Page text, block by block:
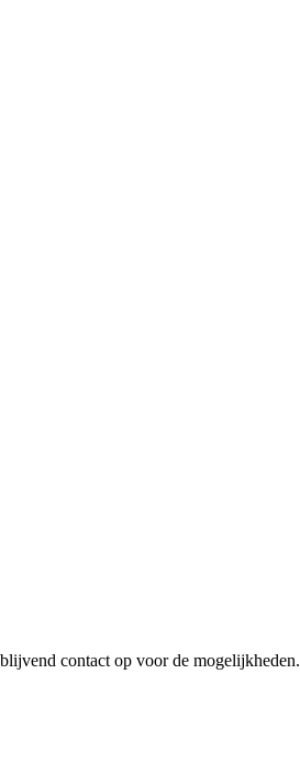
contact op voor de mogelijkheden.